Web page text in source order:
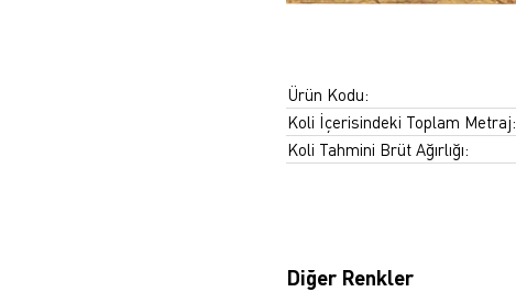
Ürün Kodu:
Koli İçerisindeki Toplam Metraj:
Koli Tahmini Brüt Ağırlığı:
Diğer Renkler